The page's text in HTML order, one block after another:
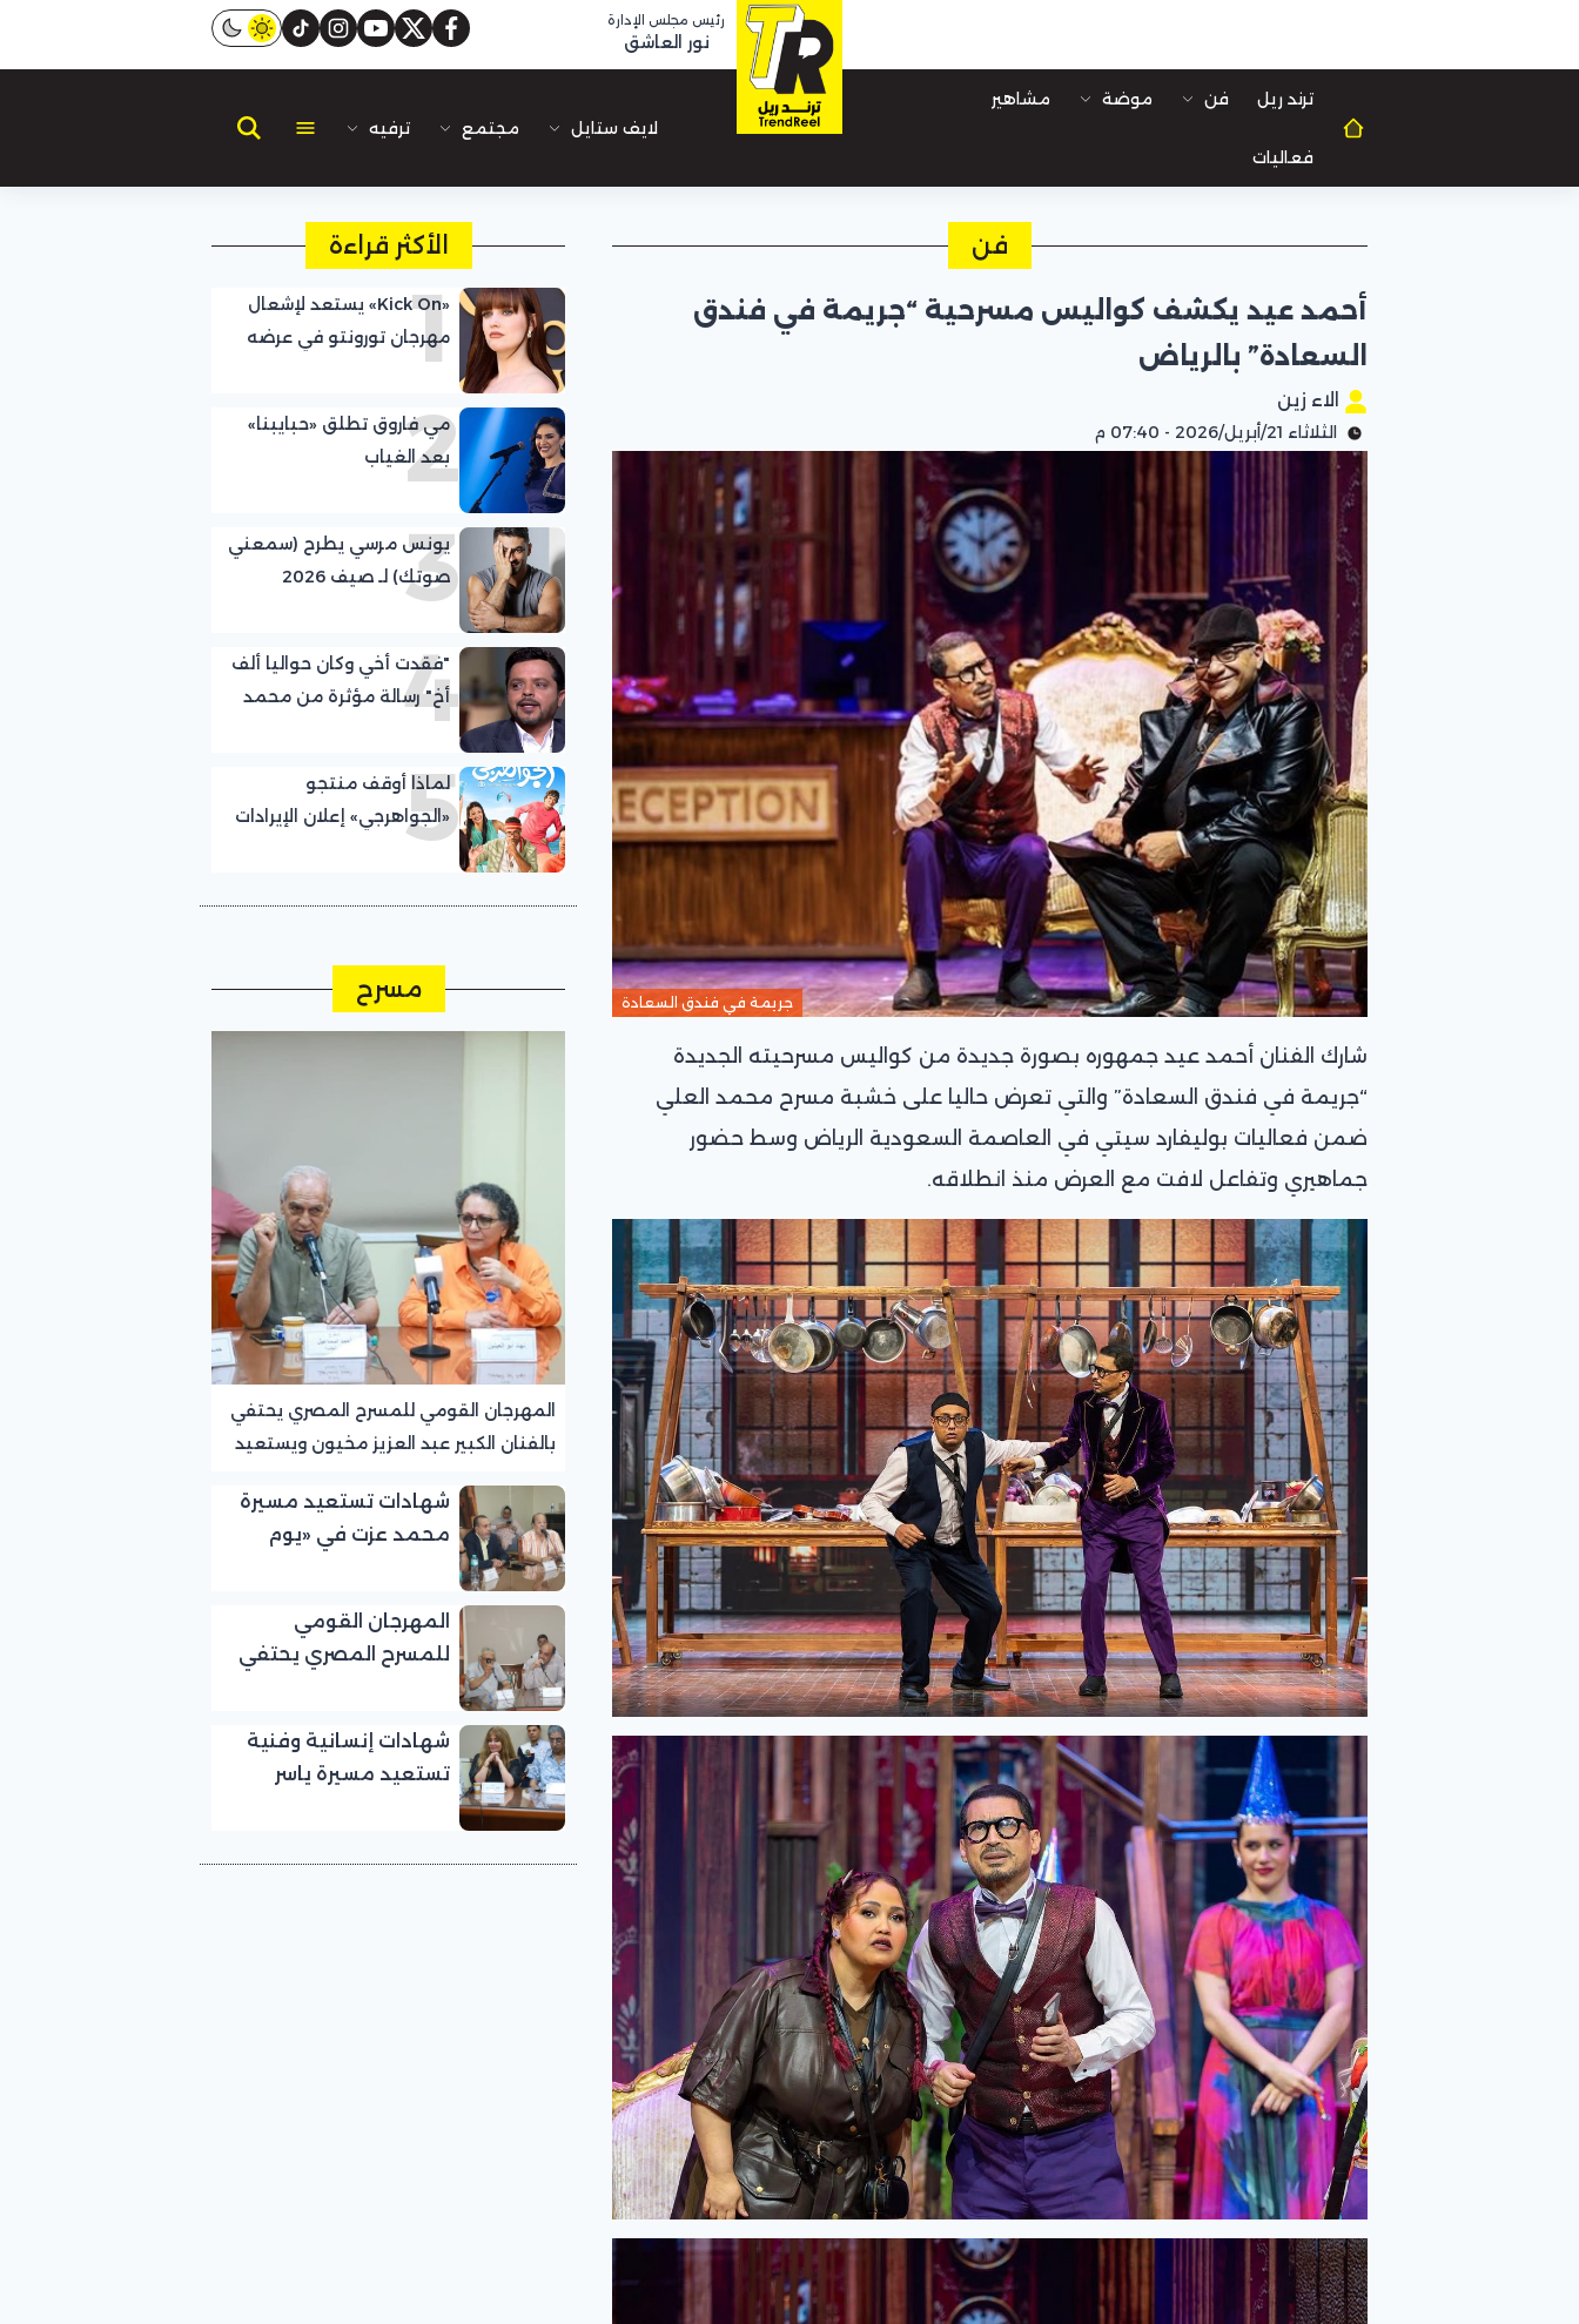
رئيس مجلس الإدارة
نور العاشق facebook
twitter
youtube
instagram
tiktok
ترند ريل فن موضة مشاهير
فعاليات
لايف ستايل مجتمع ترفيه
فن
أحمد عيد يكشف كواليس مسرحية “جريمة في فندق
السعادة” بالرياض
الاء زين
الثلاثاء 21/أبريل/2026 - 07:40 م
جريمة في فندق السعادة
شارك الفنان أحمد عيد جمهوره بصورة جديدة من كواليس مسرحيته الجديدة
“جريمة في فندق السعادة” والتي تعرض حاليا على خشبة مسرح محمد العلي
ضمن فعاليات بوليفارد سيتي في العاصمة السعودية الرياض وسط حضور
جماهيري وتفاعل لافت مع العرض منذ انطلاقه.
الأكثر قراءة
1
«Kick On» يستعد لإشعال
مهرجان تورونتو في عرضه
2
مي فاروق تطلق «حبايبنا»
بعد الغياب
3
يونس مرسي يطرح (سمعني
صوتك) لـ صيف 2026
4
"فقدت أخي وكان حواليا ألف
أخ" رسالة مؤثرة من محمد
5
لماذا أوقف منتجو
«الجواهرجي» إعلان الإيرادات
مسرح
المهرجان القومي للمسرح المصري يحتفي
بالفنان الكبير عبد العزيز مخيون ويستعيد
شهادات تستعيد مسيرة
محمد عزت في «يوم
للمسرح المصري
المهرجان القومي
للمسرح المصري يحتفي
لرموز المسرح»
شهادات إنسانية وفنية
تستعيد مسيرة ياسر